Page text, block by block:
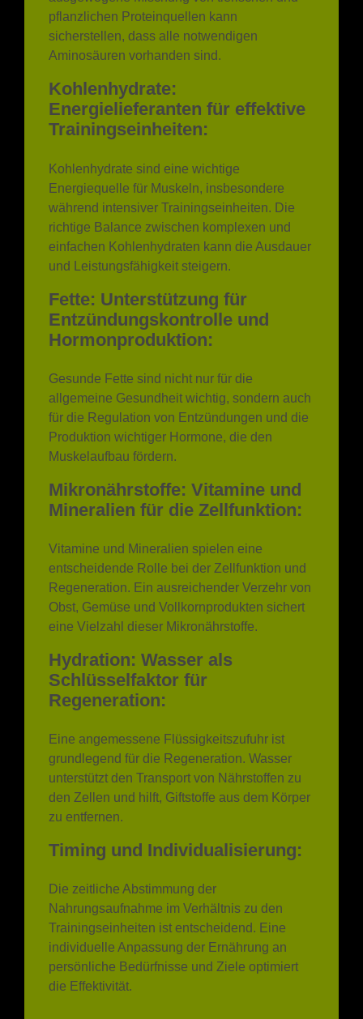
pflanzlichen Proteinquellen kann
sicherstellen, dass alle notwendigen
Aminosäuren vorhanden sind.
Kohlenhydrate:
Energielieferanten für effektive
Trainingseinheiten:
Kohlenhydrate sind eine wichtige
Energiequelle für Muskeln, insbesondere
während intensiver Trainingseinheiten. Die
richtige Balance zwischen komplexen und
einfachen Kohlenhydraten kann die Ausdauer
und Leistungsfähigkeit steigern.
Fette: Unterstützung für
Entzündungskontrolle und
Hormonproduktion:
Gesunde Fette sind nicht nur für die
allgemeine Gesundheit wichtig, sondern auch
für die Regulation von Entzündungen und die
Produktion wichtiger Hormone, die den
Muskelaufbau fördern.
Mikronährstoffe: Vitamine und
Mineralien für die Zellfunktion:
Vitamine und Mineralien spielen eine
entscheidende Rolle bei der Zellfunktion und
Regeneration. Ein ausreichender Verzehr von
Obst, Gemüse und Vollkornprodukten sichert
eine Vielzahl dieser Mikronährstoffe.
Hydration: Wasser als
Schlüsselfaktor für
Regeneration:
Eine angemessene Flüssigkeitszufuhr ist
grundlegend für die Regeneration. Wasser
unterstützt den Transport von Nährstoffen zu
den Zellen und hilft, Giftstoffe aus dem Körper
zu entfernen.
Timing und Individualisierung:
Die zeitliche Abstimmung der
Nahrungsaufnahme im Verhältnis zu den
Trainingseinheiten ist entscheidend. Eine
individuelle Anpassung der Ernährung an
persönliche Bedürfnisse und Ziele optimiert
die Effektivität.